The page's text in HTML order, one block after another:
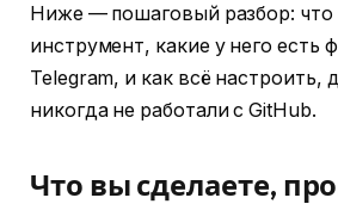
Ниже — пошаговый разбор: что
инструмент, какие у него есть
Telegram, и как всё настроить,
никогда не работали с GitHub.
Что вы сделаете,